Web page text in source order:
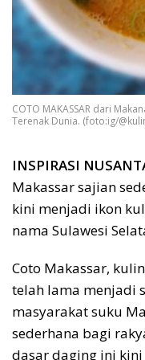
COTO MAKASSAR dari
Terenak Dunia. (foto:ig/
INSPIRASI
Makassar sajian
kini menjadi ikon
nama Sulawesi
Coto Makassar,
telah lama menjadi
masyarakat suku
sederhana bagi
dasar daging ini